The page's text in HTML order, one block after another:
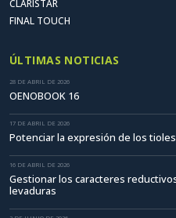
CLARISTAR
FINAL TOUCH
ÚLTIMAS NOTICIAS
28 DE ABRIL DE 2026
OENOBOOK 16
17 DE ABRIL DE 2026
Potenciar la expresión de los tioles
16 DE ABRIL DE 2026
Gestionar los caracteres
levaduras